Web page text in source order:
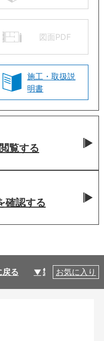
図面PDF
施工・取扱説
明書
覧する
確認する
戻る 製品仕様
お気に入り